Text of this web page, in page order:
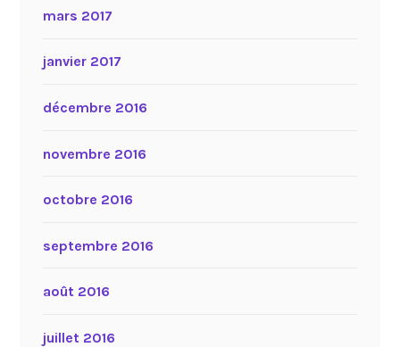
mars 2017
janvier 2017
décembre 2016
novembre 2016
octobre 2016
septembre 2016
août 2016
juillet 2016